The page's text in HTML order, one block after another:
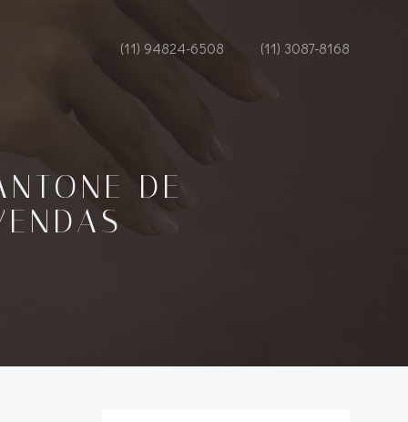
(11) 94824-6508 (11) 3087-8168
DE